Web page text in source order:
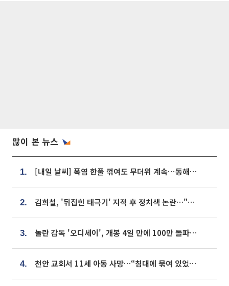
많이 본 뉴스
1. [내일 날씨] 폭염 한풀 꺾여도 무더위 계속⋯동해안 이틀 연속 비
2. 김희철, '뒤집힌 태극기' 지적 후 정치색 논란…"좌우 떠나 우리나라 국기"
3. 놀란 감독 '오디세이', 개봉 4일 만에 100만 돌파⋯'왕사남' 보다 빠르다
4. 천안 교회서 11세 아동 사망…“침대에 묶여 있었다” 진술 확보